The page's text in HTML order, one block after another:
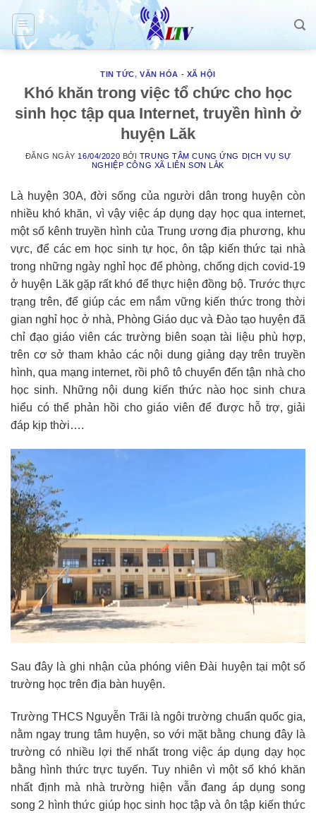
Skip
content
TIN TỨC,VĂN HÓA - XÃ HỘI
Khó khăn trong việc tổ chức cho học
sinh học tập qua Internet, truyền hình ở
huyện Lăk
ĐĂNG NGÀY 16/04/2020 BỞI TRUNG TÂM CUNG ỨNG DỊCH VỤ SỰ
NGHIỆP CÔNG XÃ LIÊN SƠN LẮK
Là huyện 30A, đời sống của người dân trong huyện còn
nhiều khó khăn, vì vậy việc áp dụng dạy học qua internet,
một số kênh truyền hình của Trung ương địa phương, khu
vực, để các em học sinh tự học, ôn tập kiến thức tại nhà
trong những ngày nghỉ học để phòng, chống dịch covid-19
ở huyện Lăk gặp rất khó để thực hiện đồng bộ. Trước thực
trạng trên, để giúp các em nắm vững kiến thức trong thời
gian nghỉ học ở nhà, Phòng Giáo dục và Đào tạo huyện đã
chỉ đạo giáo viên các trường biên soạn tài liệu phù hợp,
trên cơ sở tham khảo các nội dung giảng dạy trên truyền
hình, qua mạng internet, rồi phô tô chuyển đến tận nhà cho
học sinh. Những nội dung kiến thức nào học sinh chưa
hiểu có thể phản hồi cho giáo viên để được hỗ trợ, giải
đáp kịp thời….
Sau đây là ghi nhận của phóng viên Đài huyện tại một số
trường học trên địa bàn huyện.
Trường THCS Nguyễn Trãi là ngôi trường chuẩn quốc gia,
nằm ngay trung tâm huyện, so với mặt bằng chung đây là
trường có nhiều lợi thế nhất trong việc áp dụng dạy học
bằng hình thức trực tuyến. Tuy nhiên vì một số khó khăn
nhất định mà nhà trường hiện vẫn đang áp dụng song
song 2 hình thức giúp học sinh học tập và ôn tập kiến thức